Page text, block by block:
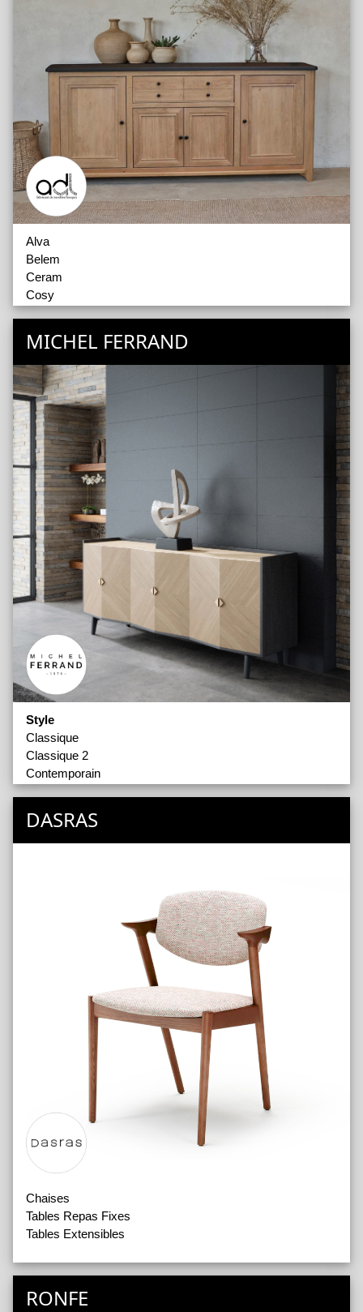
Alva
Belem
Ceram
Cosy
Haussmann
Magellan
Néo
Odyssée
Romance
Talos
Thalès
Vauban
Whitney
Bahuts
Meubles Hauts
Tables
Vaisseliers
MICHEL FERRAND
Style
Classique
Classique 2
Contemporain
Industriel
Enfilades
Tables
DASRAS
Chaises
Tables Repas Fixes
Tables Extensibles
RONFE